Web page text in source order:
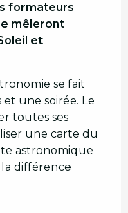
formateurs
mêleront
et
se fait
une soirée. Le
toutes ses
une carte du
astronomique
différence